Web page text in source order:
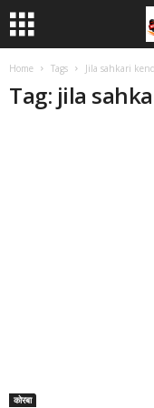
Home Tags Jila sahkari
Tag: jila
कोरबा